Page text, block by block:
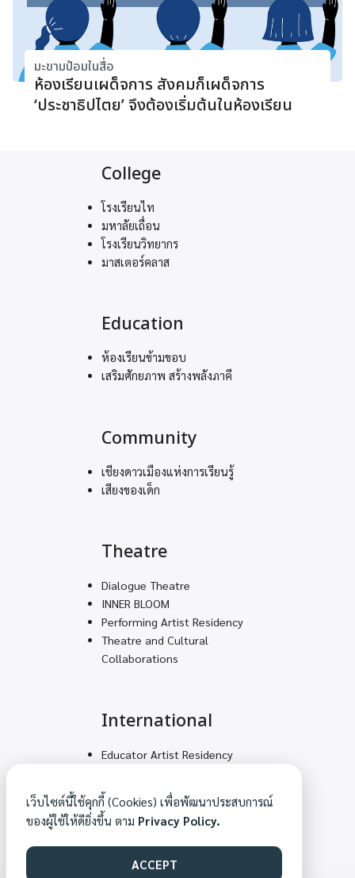
มะขามป้อมในสื่อ
ห้องเรียนเผด็จการ สังคมก็เผด็จการ
‘ประชาธิปไตย’ จึงต้องเริ่มต้นในห้องเรียน
College
โรงเรียนไท
มหาลัยเถื่อน
โรงเรียนวิทยากร
มาสเตอร์คลาส
Education
ห้องเรียนข้ามขอบ
เสริมศักยภาพ สร้างพลังภาคี
Community
เชียงดาวเมืองแห่งการเรียนรู้
เสียงของเด็ก
Theatre
Dialogue Theatre
INNER BLOOM
Performing Artist Residency
Theatre and Cultural
Collaborations
International
Educator Artist Residency
Decolonial Solidarity
Mountain Feet – Arts
Academy
เว็บไซต์นี้ใช้คุกกี้ (Cookies) เพื่อพัฒนาประสบการณ์
ของผู้ใช้ให้ดียิ่งขึ้น ตาม Privacy Policy.
ACCEPT